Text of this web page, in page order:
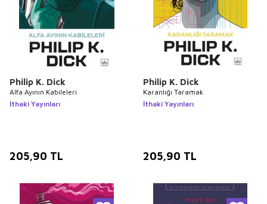
Philip K. Dick
Alfa Ayının Kabileleri
İthaki Yayınları
205,90 TL
Philip K. Dick
Karanlığı Taramak
İthaki Yayınları
205,90 TL